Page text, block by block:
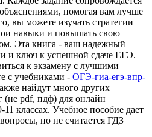
помогая вам лучше
вы можете изучать стратегии
навыки и повышать свою
Эта книга - ваш надежный
и ключ к успешной сдаче ЕГЭ.
к экзамену с лучшими
с учебниками - ОГЭ-гиа-егэ-впр-
найдут много других
(не pdf, пдф) для онлайн
классах. Учебное пособие дает
но не считается ГДЗ